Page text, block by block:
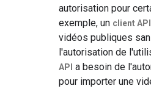
autorisation pour
exemple, un client API
vidéos publiques
l'autorisation de
API a besoin de
pour importer une